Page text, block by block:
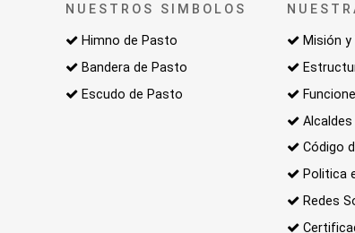
NUESTROS SIMBOLOS
Himno de Pasto
Bandera de Pasto
Escudo de Pasto
Misión y
Código
Politica
Redes